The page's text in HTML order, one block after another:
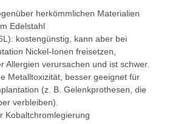
herkömmlichen Materialien
Edelstahl
kostengünstig, kann aber bei
Nickel-Ionen freisetzen,
Allergien verursachen und ist schwer.
Metalltoxizität, besser geeignet für
(z. B. Gelenkprothesen, die
verbleiben).
Kobaltchromlegierung